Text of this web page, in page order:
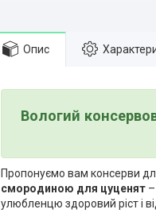
Опис
Вологий
Пропонуємо вам консерви
смородиною для цуценят
улюбленцю здоровий ріст і